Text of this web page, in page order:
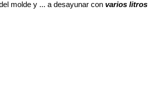
molde y ... a desayunar con varios litros